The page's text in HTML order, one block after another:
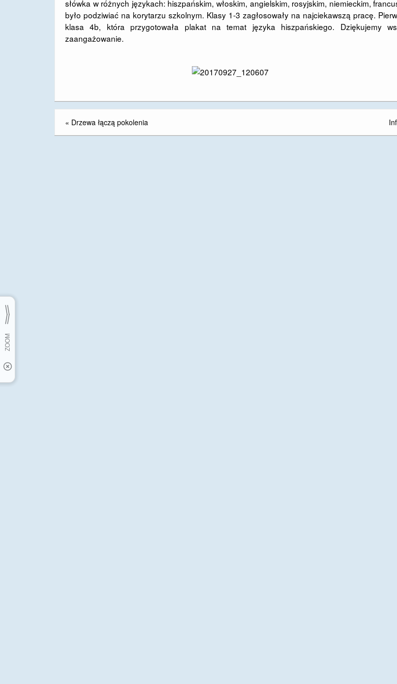
słówka w różnych językach: hiszpańskim, włoskim, angielskim, rosyjskim, niemieckim,
było podziwiać na korytarzu szkolnym. Klasy 1-3 zagłosowały na najciekawszą pracę.
klasa 4b, która przygotowała plakat na temat języka hiszpańskiego. Dziękujemy
zaangażowanie.
« Drzewa łączą pokolenia